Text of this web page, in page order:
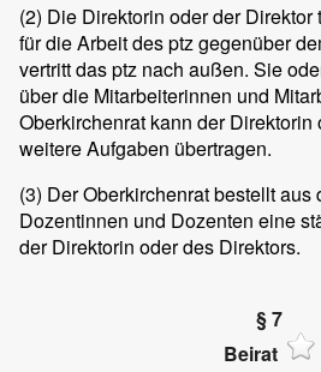
(2) Die Direktorin oder der Direktor
für die Arbeit des ptz gegenüber
vertritt das ptz nach außen. Sie
über die Mitarbeiterinnen und
Oberkirchenrat kann der Direktorin
weitere Aufgaben übertragen.
(3) Der Oberkirchenrat bestellt aus
Dozentinnen und Dozenten eine
der Direktorin oder des Direktors.
§ 7
Beirat